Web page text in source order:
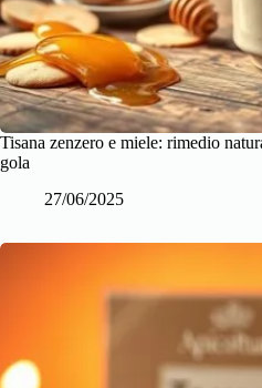
Tisana zenzero e miele: rimedio
gola
27/06/2025